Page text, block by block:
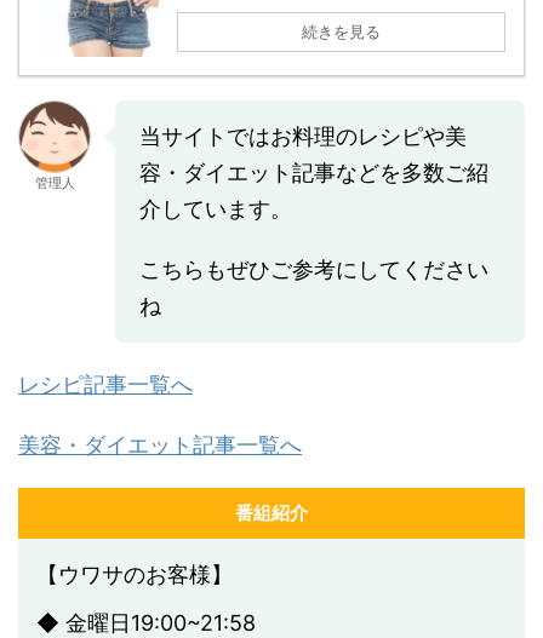
続きを見る
管理人
当サイトではお料理のレシピや美
容・ダイエット記事などを多数ご紹
介しています。
こちらもぜひご参考にしてください
ね
レシピ記事一覧へ
美容・ダイエット記事一覧へ
番組紹介
【ウワサのお客様】
◆ 金曜日19:00~21:58